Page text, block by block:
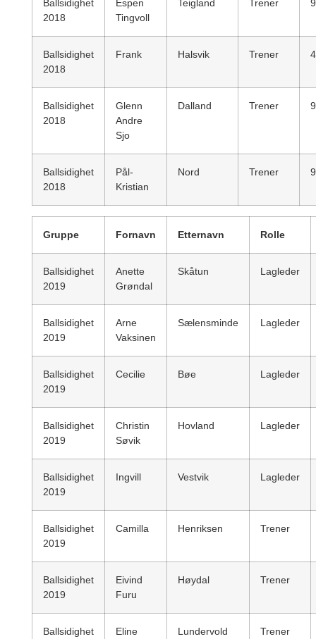
Ballsidighet
2018
Espen
Tingvoll
Teigland Trener
Ballsidighet
2018
Frank Halsvik Trener
Ballsidighet
2018
Glenn
Andre
Sjo
Dalland Trener
Ballsidighet
2018
Pål-
Kristian
Nord Trener
Gruppe Fornavn Etternavn Rolle
Ballsidighet
2019
Anette
Grøndal
Skåtun Lagleder
Ballsidighet
2019
Arne
Vaksinen
Sælensminde Lagleder
Ballsidighet
2019
Cecilie Bøe Lagleder
Ballsidighet
2019
Christin
Søvik
Hovland Lagleder
Ballsidighet
2019
Ingvill Vestvik Lagleder
Ballsidighet
2019
Camilla Henriksen Trener
Ballsidighet
2019
Eivind
Furu
Høydal Trener
Ballsidighet
Eline Lundervold Trener